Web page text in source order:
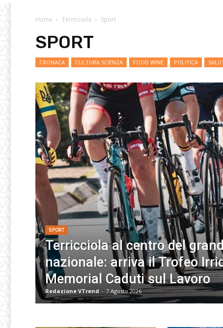
Home Terricciola Sport
SPORT
CRONACA CULTURA SCIENZA FOOD WINE POLITICA
SPORT
Terricciola al centro del
nazionale: arriva il Trofeo
Memorial Caduti sul Lavoro
Redazione VTrend - 7 Agosto 2026